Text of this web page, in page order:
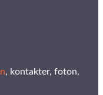
, kontakter, foton,